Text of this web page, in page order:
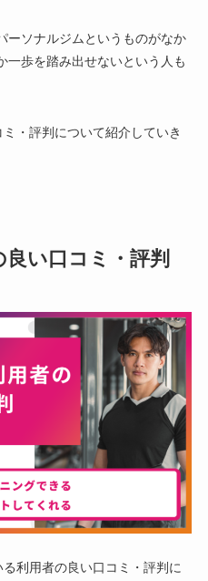
ーソナルジムというものがなか
一歩を踏み出せないという人も
・評判について紹介していき
い口コミ・評判
利用者の良い口コミ・評判に